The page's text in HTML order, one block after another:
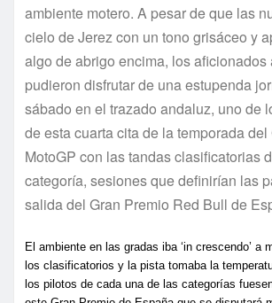
ambiente motero. A pesar de que las
cielo de Jerez con un tono grisáceo y
algo de abrigo encima, los aficionados
pudieron disfrutar de una estupenda
sábado en el trazado andaluz, uno de
de esta cuarta cita de la temporada
MotoGP con las tandas clasificatorias
categoría, sesiones que definirían las
salida del Gran Premio Red Bull de
El ambiente en las gradas iba ‘in crescendo’ a
los clasificatorios y la pista tomaba la
los pilotos de cada una de las categorías